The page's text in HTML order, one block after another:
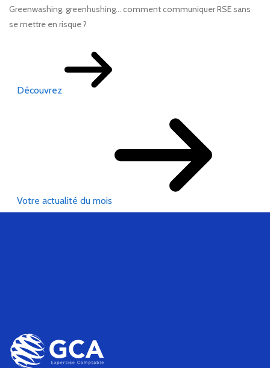
Greenwashing, greenhushing… comment communiquer RSE sans
se mettre en risque ?
Découvrez
Votre actualité du mois